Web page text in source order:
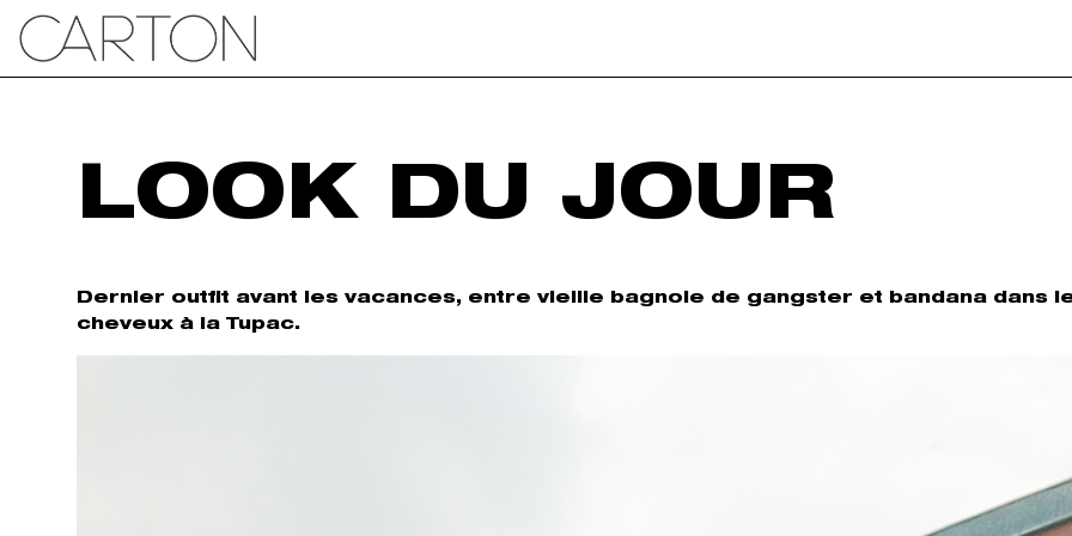
LOOK DU JOUR
Dernier outfit avant les vacances, entre vieille bagnole de gangster et bandana dans
cheveux à la Tupac.